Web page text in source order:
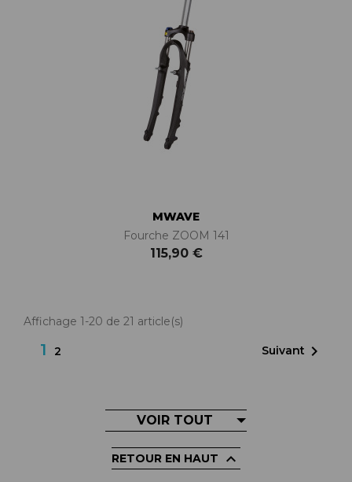
MWAVE
Fourche ZOOM 141
115,90 €
Affichage 1-20 de 21 article(s)
1 2 Suivant 
VOIR TOUT
RETOUR EN HAUT 